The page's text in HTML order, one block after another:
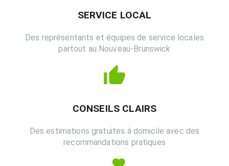
SERVICE LOCAL
Des représentants et équipes de service locales
partout au Nouveau-Brunswick
CONSEILS CLAIRS
Des estimations gratuites à domicile avec des
recommandations pratiques